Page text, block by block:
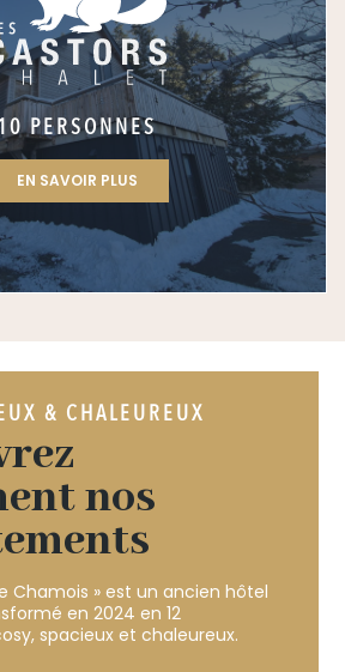
PERSONNES
EN SAVOIR PLUS
& CHALEUREUX
nos
Chamois » est un ancien hôtel
en 2024 en 12
spacieux et chaleureux.